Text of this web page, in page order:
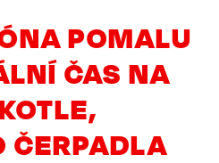
POMALU
ČAS NA
ČERPADLA